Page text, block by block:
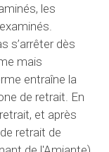
les
s’arrêter dès
mais
entraîne la
de retrait. En
et après
retrait de